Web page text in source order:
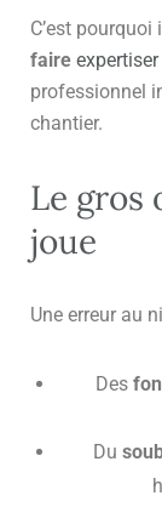
C’est pourquoi
faire
professionnel
chantier.
Le gros
joue
Une erreur au
Des
Du